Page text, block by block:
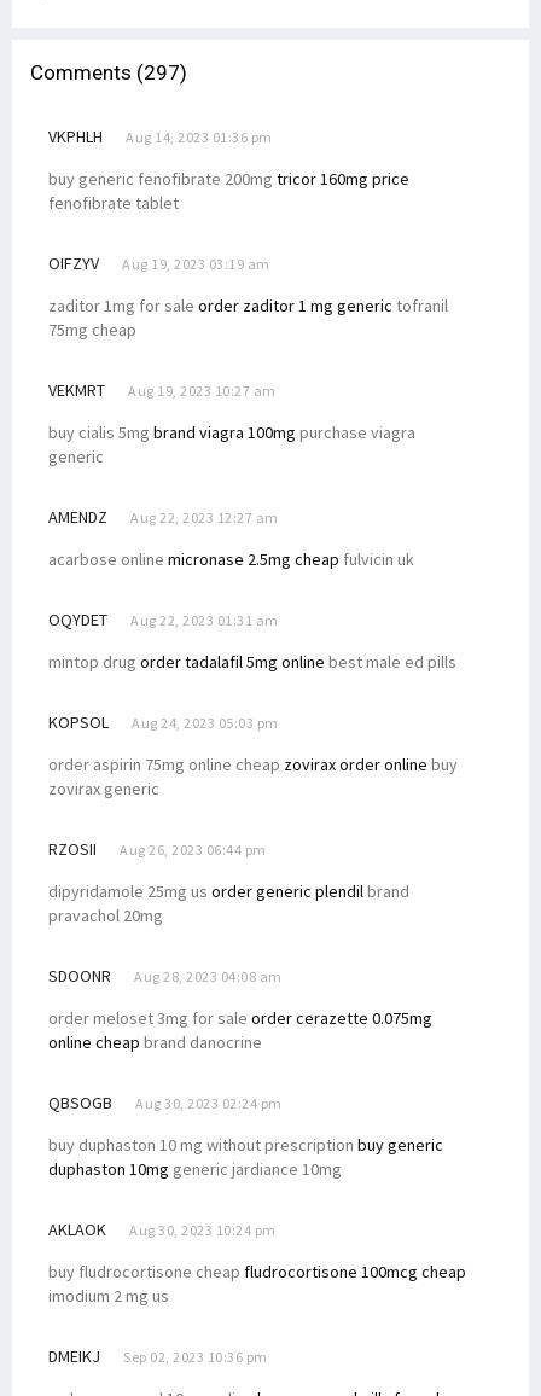
Comments (297)
VKPHLH Aug 14, 2023 01:36 pm
buy generic fenofibrate 200mg tricor 160mg price
fenofibrate tablet
OIFZYV Aug 19, 2023 03:19 am
zaditor 1mg for sale order zaditor 1 mg generic tofranil
75mg cheap
VEKMRT Aug 19, 2023 10:27 am
buy cialis 5mg brand viagra 100mg purchase viagra
generic
AMENDZ Aug 22, 2023 12:27 am
acarbose online micronase 2.5mg cheap fulvicin uk
OQYDET Aug 22, 2023 01:31 am
mintop drug order tadalafil 5mg online best male ed pills
KOPSOL Aug 24, 2023 05:03 pm
order aspirin 75mg online cheap zovirax order online buy
zovirax generic
RZOSII Aug 26, 2023 06:44 pm
dipyridamole 25mg us order generic plendilbrand
pravachol 20mg
SDOONR Aug 28, 2023 04:08 am
order meloset 3mg for sale order cerazette 0.075mg
online cheap brand danocrine
QBSOGB Aug 30, 2023 02:24 pm
buy duphaston 10 mg without prescription buy generic
duphaston 10mg generic jardiance 10mg
AKLAOK Aug 30, 2023 10:24 pm
buy fludrocortisone cheap fludrocortisone 100mcg cheap
imodium 2 mg us
DMEIKJ Sep 02, 2023 10:36 pm